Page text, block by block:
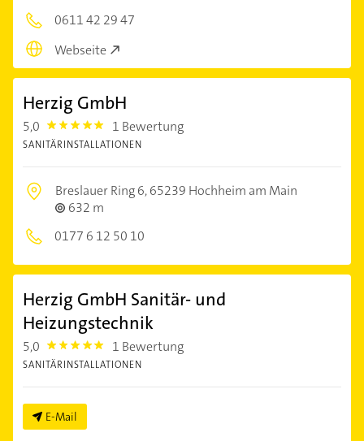
0611 42 29 47
Webseite
Herzig GmbH
5,0 5.0 1 Bewertung
SANITÄRINSTALLATIONEN
Breslauer Ring 6,65239 Hochheim am Main
632 m
0177 6 12 50 10
Herzig GmbH Sanitär- und
Heizungstechnik
5,0 5.0 1 Bewertung
SANITÄRINSTALLATIONEN
E-Mail